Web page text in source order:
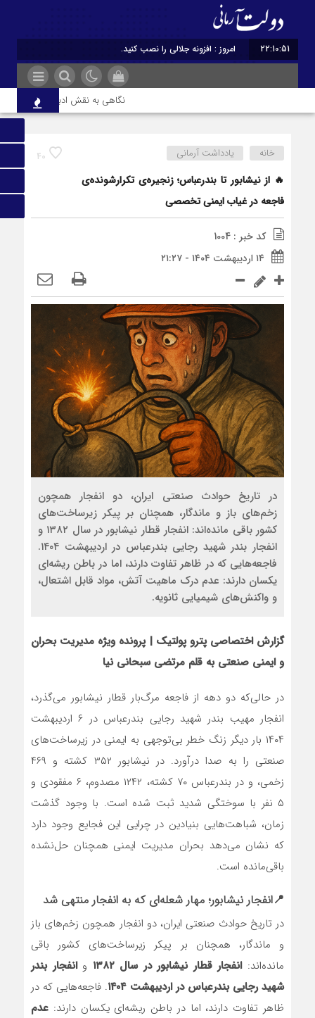
22:10:51 امروز : افزونه جلالی را نصب کنید.
نگاهی به نقش ادبیات ایران در
40 خانه یادداشت آرمانی
🔥 از نیشابور تا بندرعباس؛ زنجیره‌ی تکرارشونده‌ی
فاجعه در غیاب ایمنی تخصصی
کد خبر : 1004
۱۴ اردیبهشت ۱۴۰۴ - ۲۱:۲۷
در تاریخ حوادث صنعتی ایران، دو انفجار همچون
زخم‌های باز و ماندگار، همچنان بر پیکر زیرساخت‌های
کشور باقی مانده‌اند: انفجار قطار نیشابور در سال ۱۳۸۲ و
انفجار بندر شهید رجایی بندرعباس در اردیبهشت ۱۴۰۴.
فاجعه‌هایی که در ظاهر تفاوت دارند، اما در باطن ریشه‌ای
یکسان دارند: عدم درک ماهیت آتش، مواد قابل اشتعال،
و واکنش‌های شیمیایی ثانویه.
گزارش اختصاصی پترو پولتیک | پرونده ویژه مدیریت بحران
و ایمنی صنعتی به قلم مرتضی سبحانی نیا
در حالی‌که دو دهه از فاجعه مرگ‌بار قطار نیشابور می‌گذرد،
انفجار مهیب بندر شهید رجایی بندرعباس در ۶ اردیبهشت
۱۴۰۴ بار دیگر زنگ خطر بی‌توجهی به ایمنی در زیرساخت‌های
صنعتی را به صدا درآورد. در نیشابور ۳۵۲ کشته و ۴۶۹
زخمی، و در بندرعباس ۷۰ کشته، ۱۲۴۲ مصدوم، ۶ مفقودی و
۵ نفر با سوختگی شدید ثبت شده است. با وجود گذشت
زمان، شباهت‌هایی بنیادین در چرایی این فجایع وجود دارد
که نشان می‌دهد بحران مدیریت ایمنی همچنان حل‌نشده
باقی‌مانده است.
📍انفجار نیشابور؛ مهار شعله‌ای که به انفجار منتهی شد
در تاریخ حوادث صنعتی ایران، دو انفجار همچون زخم‌های باز
و ماندگار، همچنان بر پیکر زیرساخت‌های کشور باقی
مانده‌اند:انفجار قطار نیشابور در سال ۱۳۸۲ وانفجار بندر
شهید رجایی بندرعباس در اردیبهشت ۱۴۰۴
. فاجعه‌هایی که در
ظاهر تفاوت دارند، اما در باطن ریشه‌ای یکسان دارند: عدم